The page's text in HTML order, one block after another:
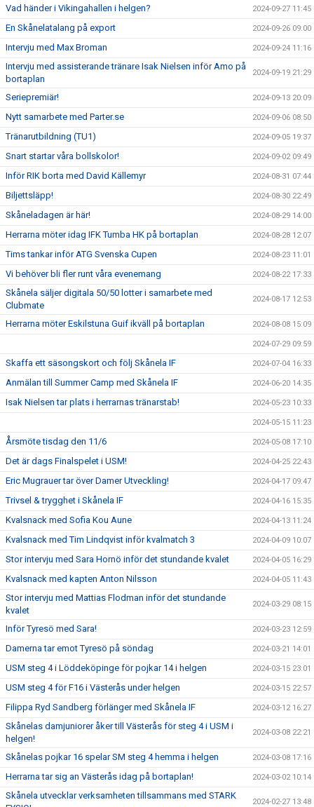
Vad händer i Vikingahallen i helgen? 2024-09-27 11:45
En Skånelatalang på export 2024-09-26 09:00
Intervju med Max Broman 2024-09-24 11:16
Intervju med assisterande tränare Isak Nielsen inför Amo på
bortaplan
2024-09-19 21:29
Seriepremiär! 2024-09-13 20:09
Nytt samarbete med Parter.se 2024-09-06 08:50
Tränarutbildning (TU1) 2024-09-05 19:37
Snart startar våra bollskolor! 2024-09-02 09:49
Inför RIK borta med David Källemyr 2024-08-31 07:44
Biljettsläpp! 2024-08-30 22:49
Skåneladagen är här! 2024-08-29 14:00
Herrarna möter idag IFK Tumba HK på bortaplan 2024-08-28 12:07
Tims tankar inför ATG Svenska Cupen 2024-08-23 11:01
Vi behöver bli fler runt våra evenemang 2024-08-22 17:33
Skånela säljer digitala 50/50 lotter i samarbete med
Clubmate
2024-08-17 12:53
Herrarna möter Eskilstuna Guif ikväll på bortaplan 2024-08-08 15:09
2024-07-29 09:59
Skaffa ett säsongskort och följ Skånela IF 2024-07-04 16:33
Anmälan till Summer Camp med Skånela IF 2024-06-20 14:35
Isak Nielsen tar plats i herrarnas tränarstab! 2024-05-23 10:33
2024-05-15 11:23
Årsmöte tisdag den 11/6 2024-05-08 17:10
Det är dags Finalspelet i USM! 2024-04-25 22:43
Eric Mugrauer tar över Damer Utveckling! 2024-04-17 09:47
Trivsel & trygghet i Skånela IF 2024-04-16 15:35
Kvalsnack med Sofia Kou Aune 2024-04-13 11:24
Kvalsnack med Tim Lindqvist inför kvalmatch 3 2024-04-09 10:07
Stor intervju med Sara Hornö inför det stundande kvalet 2024-04-05 16:29
Kvalsnack med kapten Anton Nilsson 2024-04-05 11:43
Stor intervju med Mattias Flodman inför det stundande
kvalet
2024-03-29 08:15
Inför Tyresö med Sara! 2024-03-23 12:59
Damerna tar emot Tyresö på söndag 2024-03-21 14:01
USM steg 4 i Löddeköpinge för pojkar 14 i helgen 2024-03-15 23:01
USM steg 4 för F16 i Västerås under helgen 2024-03-15 22:57
Filippa Ryd Sandberg förlänger med Skånela IF 2024-03-12 16:27
Skånelas damjuniorer åker till Västerås för steg 4 i USM i
helgen!
2024-03-08 22:21
Skånelas pojkar 16 spelar SM steg 4 hemma i helgen 2024-03-08 17:16
Herrarna tar sig an Västerås idag på bortaplan! 2024-03-02 10:14
Skånela utvecklar verksamheten tillsammans med STARK
2024-02-27 13:48